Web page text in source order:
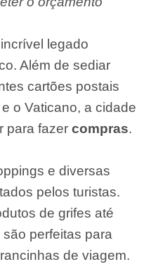
legado
Além de sediar
cartões postais
o Vaticano, a cidade
para fazer compras.
e diversas
pelos turistas.
de grifes até
perfeitas para
de viagem.